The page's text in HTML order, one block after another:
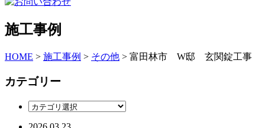
施工事例
HOME > 施工事例 > その他 > 富田林市 W邸 玄関錠工事
カテゴリー